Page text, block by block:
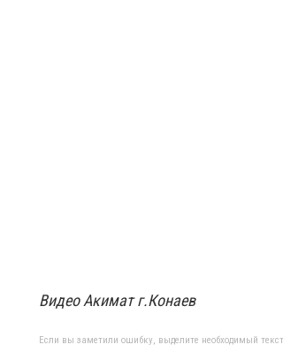
Видео Акимат г.Конаев
Если вы заметили ошибку, выделите необходимый